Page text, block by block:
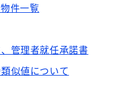
件一覧
管理者就任承諾書
似値について